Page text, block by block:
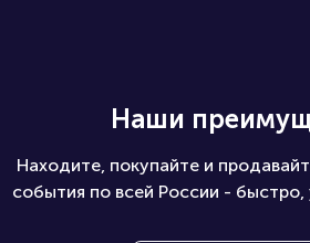
Наши
Находите, покупайте и
события по всей России -